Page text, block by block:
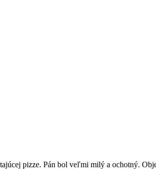
pizze. Pán bol veľmi milý a ochotný.